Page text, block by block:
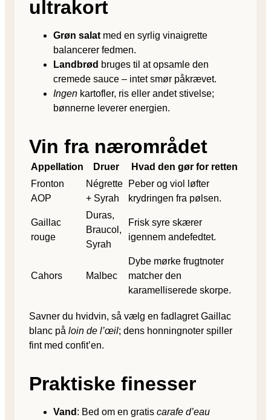
ultrakort
Grøn salat med en syrlig vinaigrette
balancerer fedmen.
Landbrød bruges til at opsamle den
cremede sauce – intet smør påkrævet.
Ingen kartofler, ris eller andet stivelse;
bønnerne leverer energien.
Vin fra nærområdet
Appellation Druer
Hvad den gør for retten
Fronton
AOP
Négrette
+ Syrah
Peber og viol løfter
krydringen fra pølsen.
Gaillac
rouge
Duras,
Braucol,
Syrah
Frisk syre skærer
igennem andefedtet.
Cahors Malbec
Dybe mørke frugtnoter
matcher den
karamelliserede skorpe.
Savner du hvidvin, så vælg en fadlagret Gaillac
blanc på loin de l’œil; dens honningnoter spiller
fint med confit’en.
Praktiske finesser
Vand : Bed om en gratis carafe d’eau